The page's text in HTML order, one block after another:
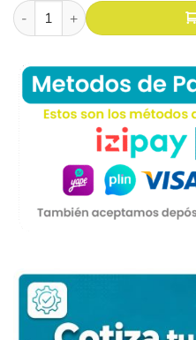
DONGLE ScreenBeam 1100